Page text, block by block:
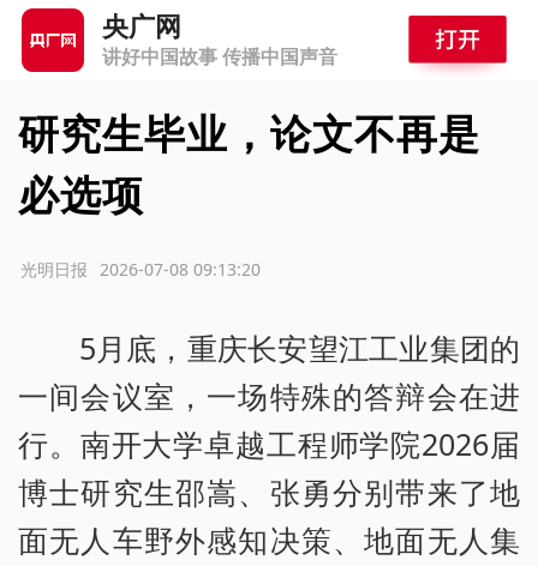
央广网
讲好中国故事 传播中国声音
研究生毕业，论文不再是
必选项
2026-07-08 09:13:20
光明日报
5月底，重庆长安望江工业集团的
一间会议室，一场特殊的答辩会在进
行。南开大学卓越工程师学院2026届
博士研究生邵嵩、张勇分别带来了地
面无人车野外感知决策、地面无人集